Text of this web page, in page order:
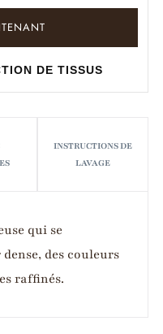
DE TISSUS
INSTRUCTIONS DE
LAVAGE
qui se
des couleurs
raffinés.